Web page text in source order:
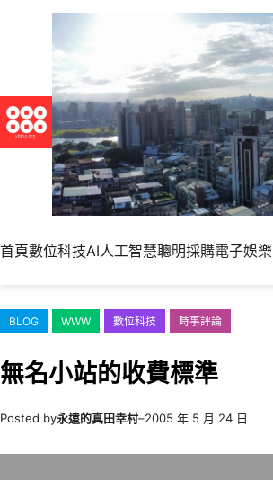
內
容
首頁數位科技AI人工智慧聰明採購電子娛樂
BLOG WWW 數位科技 時事評論
無名小站的收費標準
Posted by永遠的真田幸村–2005 年 5 月 24 日